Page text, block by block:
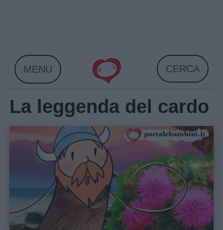
Home
MENU CERCA
La leggenda del cardo